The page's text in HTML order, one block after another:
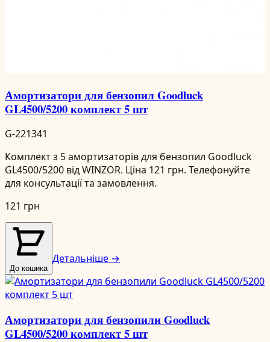
Амортизатори для бензопил Goodluck
GL4500/5200 комплект 5 шт
G-221341
Комплект з 5 амортизаторів для бензопил Goodluck
GL4500/5200 від WINZOR. Ціна 121 грн. Телефонуйте
для консультації та замовлення.
121 грн
До кошика
Детальніше →
Амортизатори для бензопили Goodluck
GL4500/5200 комплект 5 шт